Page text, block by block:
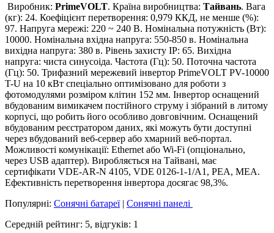
Виробник: PrimeVOLT. Країна виробництва: Тайвань. Вага
(кг): 24. Коефіцієнт перетворення: 0,979 ККД, не менше (%):
97. Напруга мережі: 220 ~ 240 В. Номінальна потужність (Вт):
10000. Номінальна вхідна напруга: 550-850 в. Номінальна
вихідна напруга: 380 в. Рівень захисту IP: 65. Вихідна
напруга: чиста синусоіда. Частота (Гц): 50. Поточна частота
(Гц): 50. Трифазний мережевий інвертор PrimeVOLT PV-10000
T-U на 10 кВт спеціально оптимізовано для роботи з
фотомодулями розміром клітин 152 мм. Інвертор оснащений
вбудованим вимикачем постійного струму і зібраний в литому
корпусі, що робить його особливо довговічним. Оснащений
вбудованим реєстратором даних, які можуть бути доступні
через вбудований веб-сервер або хмарний веб-портал.
Можливості комунікації: Ethernet або Wi-Fi (опціонально,
через USB адаптер). Виробляється на Тайвані, має
сертифікати VDE-AR-N 4105, VDE 0126-1-1/А1, PEA, MEA.
Ефективність перетворення інвертора досягає 98,3%.
Популярні: Сонячні батареї| Сонячні панелі
Середній рейтинг: 5, відгуків: 1